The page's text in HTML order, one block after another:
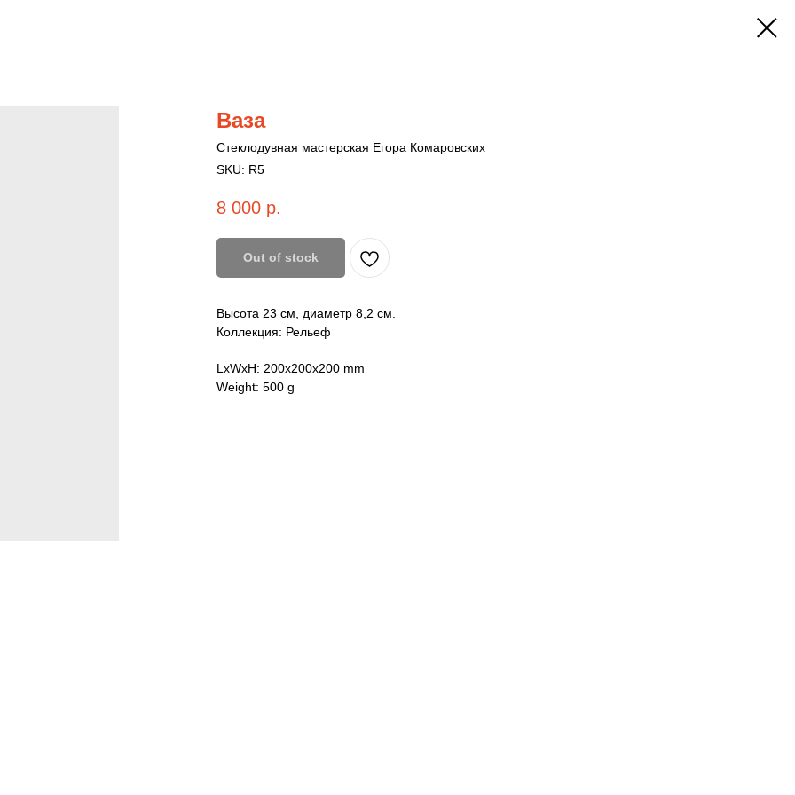
Ваза
Стеклодувная мастерская Егора Комаровских
SKU: R5
8 000 р.
Out of stock
Высота 23 см, диаметр 8,2 см.
Коллекция: Рельеф
LxWxH: 200x200x200 mm
Weight: 500 g